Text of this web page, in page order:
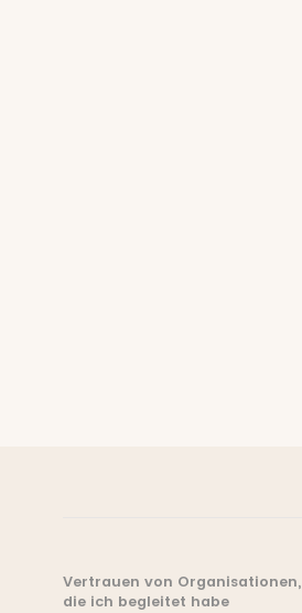
Vertrauen von Organisationen,
die ich begleitet habe